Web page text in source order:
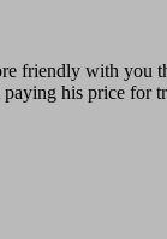
friendly with you
his price for